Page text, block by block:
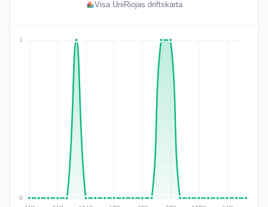
Visa UniRiojas driftskarta